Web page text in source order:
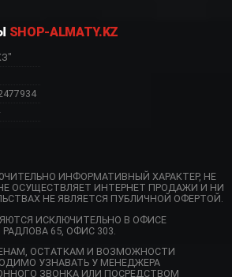
SHOP-ALMATY.KZ
ИНФОРМАТИВНЫЙ ХАРАКТЕР, НЕ
ОСУЩЕСТВЛЯЕТ ИНТЕРНЕТ ПРОДАЖИ И НИ
НЕ ЯВЛЯЕТСЯ ПУБЛИЧНОЙ ОФЕРТОЙ.
ИСКЛЮЧИТЕЛЬНО В ОФИСЕ
65, ОФИС 303.
ОСТАТКАМ И ВОЗМОЖНОСТИ
УЗНАВАТЬ У МЕНЕДЖЕРА
ЗВОНКА ИЛИ ПОСРЕДСТВОМ